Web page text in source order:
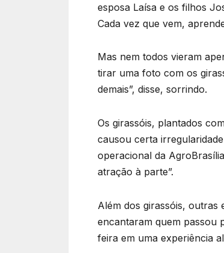
esposa Laísa e os filhos
Cada vez que vem,
Mas nem todos vieram
tirar uma foto com os
demais”, disse, sorrindo.
Os girassóis, plantados
causou certa
operacional da
atração à parte”.
Além dos girassóis, outras
encantaram quem passou
feira em uma experiência